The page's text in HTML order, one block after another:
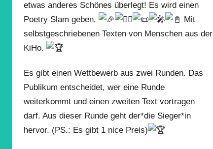
etwas anderes Schönes überlegt! Es wird einen
Poetry Slam geben.
Mit
selbstgeschriebenen Texten von Menschen aus der
KiHo.
Es gibt einen Wettbewerb aus zwei Runden. Das
Publikum entscheidet, wer eine Runde
weiterkommt und einen zweiten Text vortragen
darf. Aus dieser Runde geht der*die Sieger*in
hervor. (PS.: Es gibt 1 nice Preis)